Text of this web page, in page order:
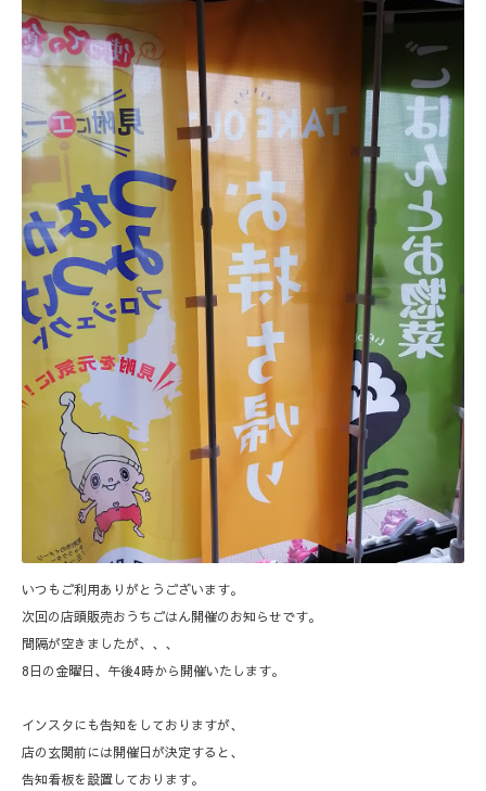
いつもご利用ありがとうございます。
次回の店頭販売おうちごはん開催のお知らせです。
間隔が空きましたが、、、
8日の金曜日、午後4時から開催いたします。
インスタにも告知をしておりますが、
店の玄関前には開催日が決定すると、
告知看板を設置しております。